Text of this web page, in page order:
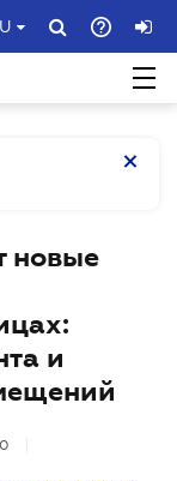
новые
и
0